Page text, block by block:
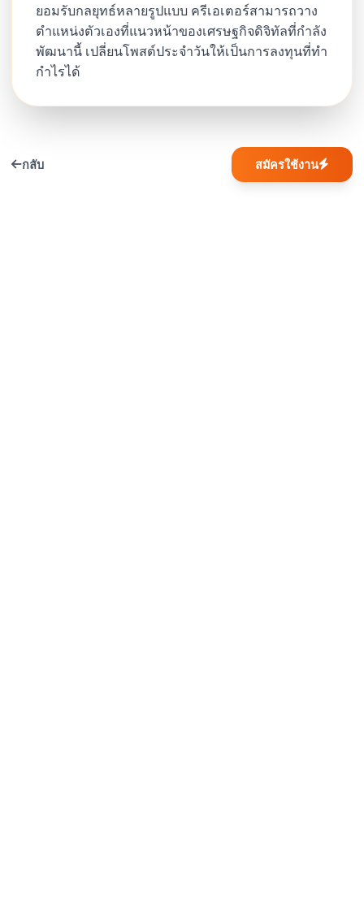
ยอมรับกลยุทธ์หลายรูปแบบ ครีเอเตอร์สามารถวาง
ตำแหน่งตัวเองที่แนวหน้าของเศรษฐกิจดิจิทัลที่กำลัง
พัฒนานี้ เปลี่ยนโพสต์ประจำวันให้เป็นการลงทุนที่ทำ
กำไรได้
กลับ สมัครใช้งาน